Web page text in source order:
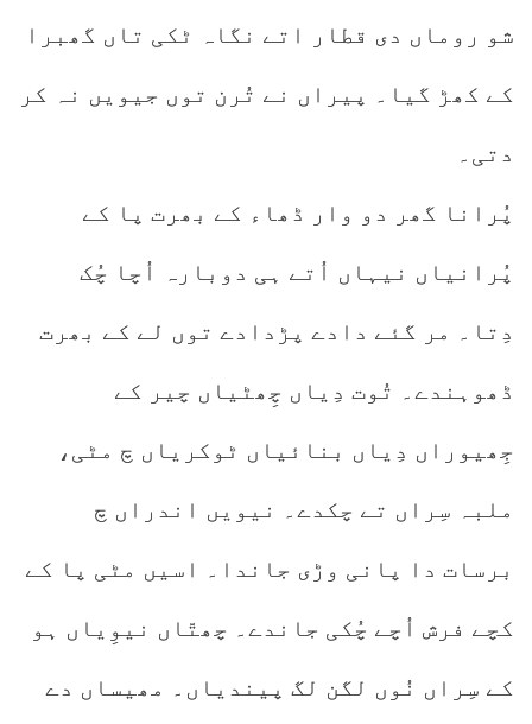
شو روماں دی قطار اتے نگاہ ٹکی تاں گھبرا
کے کھڑ گیا۔ پیراں نے تُرن توں جیویں نہ کر
دتی۔
پُرانا گھر دو وار ڈھاء کے بھرت پا کے
پُرانیاں نیہاں اُتے ہی دوبارہ اُچا چُک
دِتا۔ مر گئے دادے پڑدادے توں لے کے بھرت
ڈھوہندے۔ تُوت دِیاں چِھٹیاں چیر کے
جِھیوراں دِیاں بنائیاں ٹوکریاں چ مٹی،
ملبہ سِراں تے چکدے۔ نیویں اندراں چ
برسات دا پانی وڑی جاندا۔ اسیں مٹی پا کے
کچے فرش اُچے چُکی جاندے۔ چھتّاں نیوِیاں ہو
کے سِراں نُوں لگن لگ پیندیاں۔ مھیساں دے